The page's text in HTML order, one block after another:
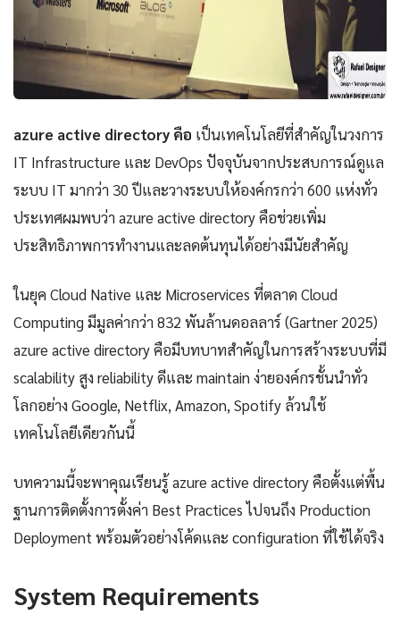
azure active directory คือ เป็นเทคโนโลยีที่สำคัญในวงการ
IT Infrastructure และ DevOps ปัจจุบันจากประสบการณ์ดูแล
ระบบ IT มากว่า 30 ปีและวางระบบให้องค์กรกว่า 600 แห่งทั่ว
ประเทศผมพบว่า azure active directory คือช่วยเพิ่ม
ประสิทธิภาพการทำงานและลดต้นทุนได้อย่างมีนัยสำคัญ
ในยุค Cloud Native และ Microservices ที่ตลาด Cloud
Computing มีมูลค่ากว่า 832 พันล้านดอลลาร์ (Gartner 2025)
azure active directory คือมีบทบาทสำคัญในการสร้างระบบที่มี
scalability สูง reliability ดีและ maintain ง่ายองค์กรชั้นนำทั่ว
โลกอย่าง Google, Netflix, Amazon, Spotify ล้วนใช้
เทคโนโลยีเดียวกันนี้
บทความนี้จะพาคุณเรียนรู้ azure active directory คือตั้งแต่พื้น
ฐานการติดตั้งการตั้งค่า Best Practices ไปจนถึง Production
Deployment พร้อมตัวอย่างโค้ดและ configuration ที่ใช้ได้จริง
System Requirements